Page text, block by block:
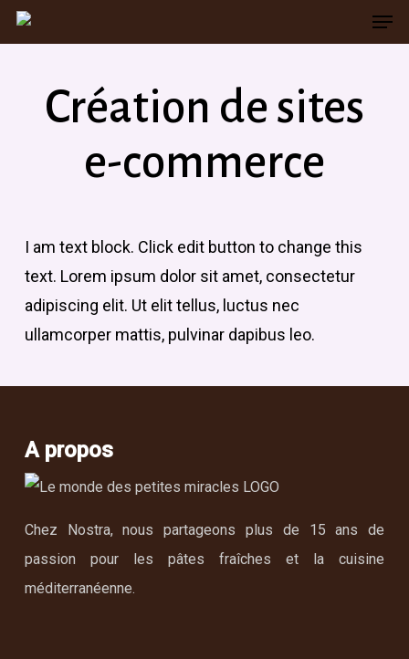
Skip
to
contentCréation de sites
e-commerce
I am text block. Click edit button to change this
text. Lorem ipsum dolor sit amet, consectetur
adipiscing elit. Ut elit tellus, luctus nec
ullamcorper mattis, pulvinar dapibus leo.
A propos
Chez Nostra, nous partageons plus de 15 ans de
passion pour les pâtes fraîches et la cuisine
méditerranéenne.